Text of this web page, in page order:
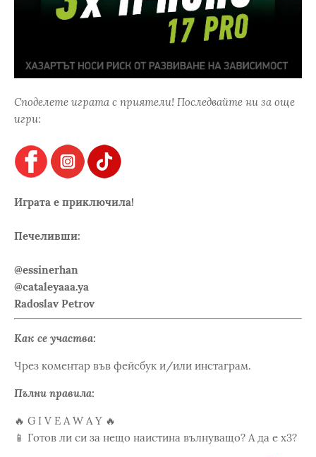
Споделете играта с приятели! Последвайте ни за още
игри:
Играта е приключила!
Печеливши:
@essinerhan
@cataleyaaa.ya
Radoslav Petrov
Как се участва:
Чрез коментар във фейсбук и/или инстаграм.
Пълни правила:
🔥 G I V E A W A Y 🔥
📱 Готов ли си за нещо наистина вълнуващо? А да е х3?